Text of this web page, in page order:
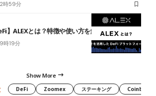
時59分
】ALEXとは？特徴や使い方を解説
時19分
Show More
DeFi Zoomex ステーキング Coinbase